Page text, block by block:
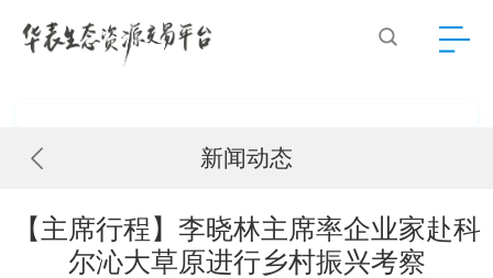
新闻动态
【主席行程】李晓林主席率企业家赴科
尔沁大草原进行乡村振兴考察